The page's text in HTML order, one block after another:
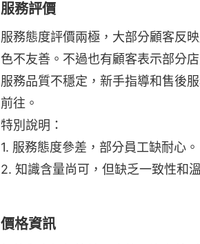
服務評價
服務態度評價兩極，大部分顧客反
色不友善。不過也有顧客表示部分
服務品質不穩定，新手指導和售後
前往。
特別說明：
1. 服務態度參差，部分員工缺耐心。
2. 知識含量尚可，但缺乏一致性和
價格資訊